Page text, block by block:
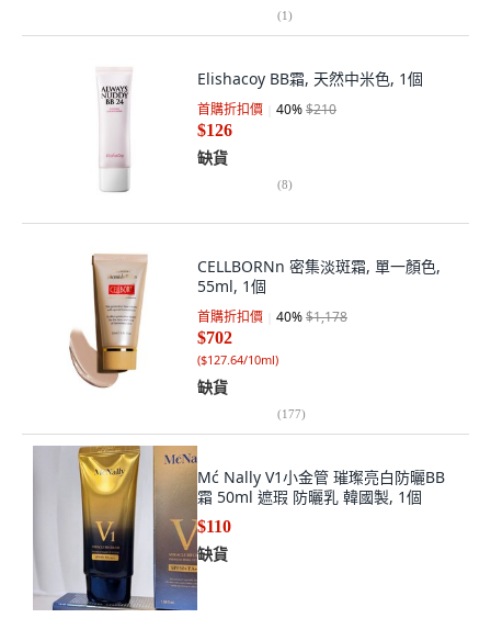
(1)
Elishacoy BB霜, 天然中米色, 1個
首購折扣價 40%$210
$126
缺貨
(8)
CELLBORNn 密集淡斑霜, 單一顏色,
55ml, 1個
首購折扣價 40%$1,178
$702
($127.64/10ml)
缺貨
(177)
Mć Nally V1小金管 璀璨亮白防曬BB
霜 50ml 遮瑕 防曬乳 韓國製, 1個
$110
缺貨